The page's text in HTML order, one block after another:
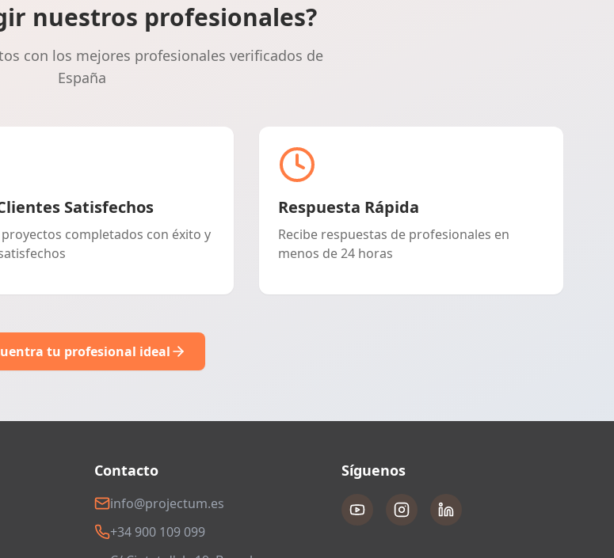
nuestros profesionales?
con los mejores profesionales verificados de
España
Satisfechos
completados con éxito y
Respuesta Rápida
Recibe respuestas de profesionales en
menos de 24 horas
tu profesional ideal
Contacto
info@projectum.es
+34 900 109 099
Síguenos